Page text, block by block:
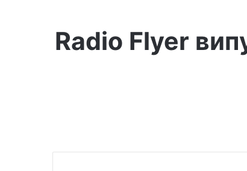
Radio Flyer